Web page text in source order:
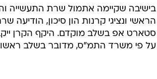
בישיבה שקיימה אתמול שרת התעשייה
הראשי ונציגי קרנות הון סיכון,
סטארט אפ בשלב מוקדם. היקף הקרן
על פי משרד התמ"ס, מדובר בשלב ראשון